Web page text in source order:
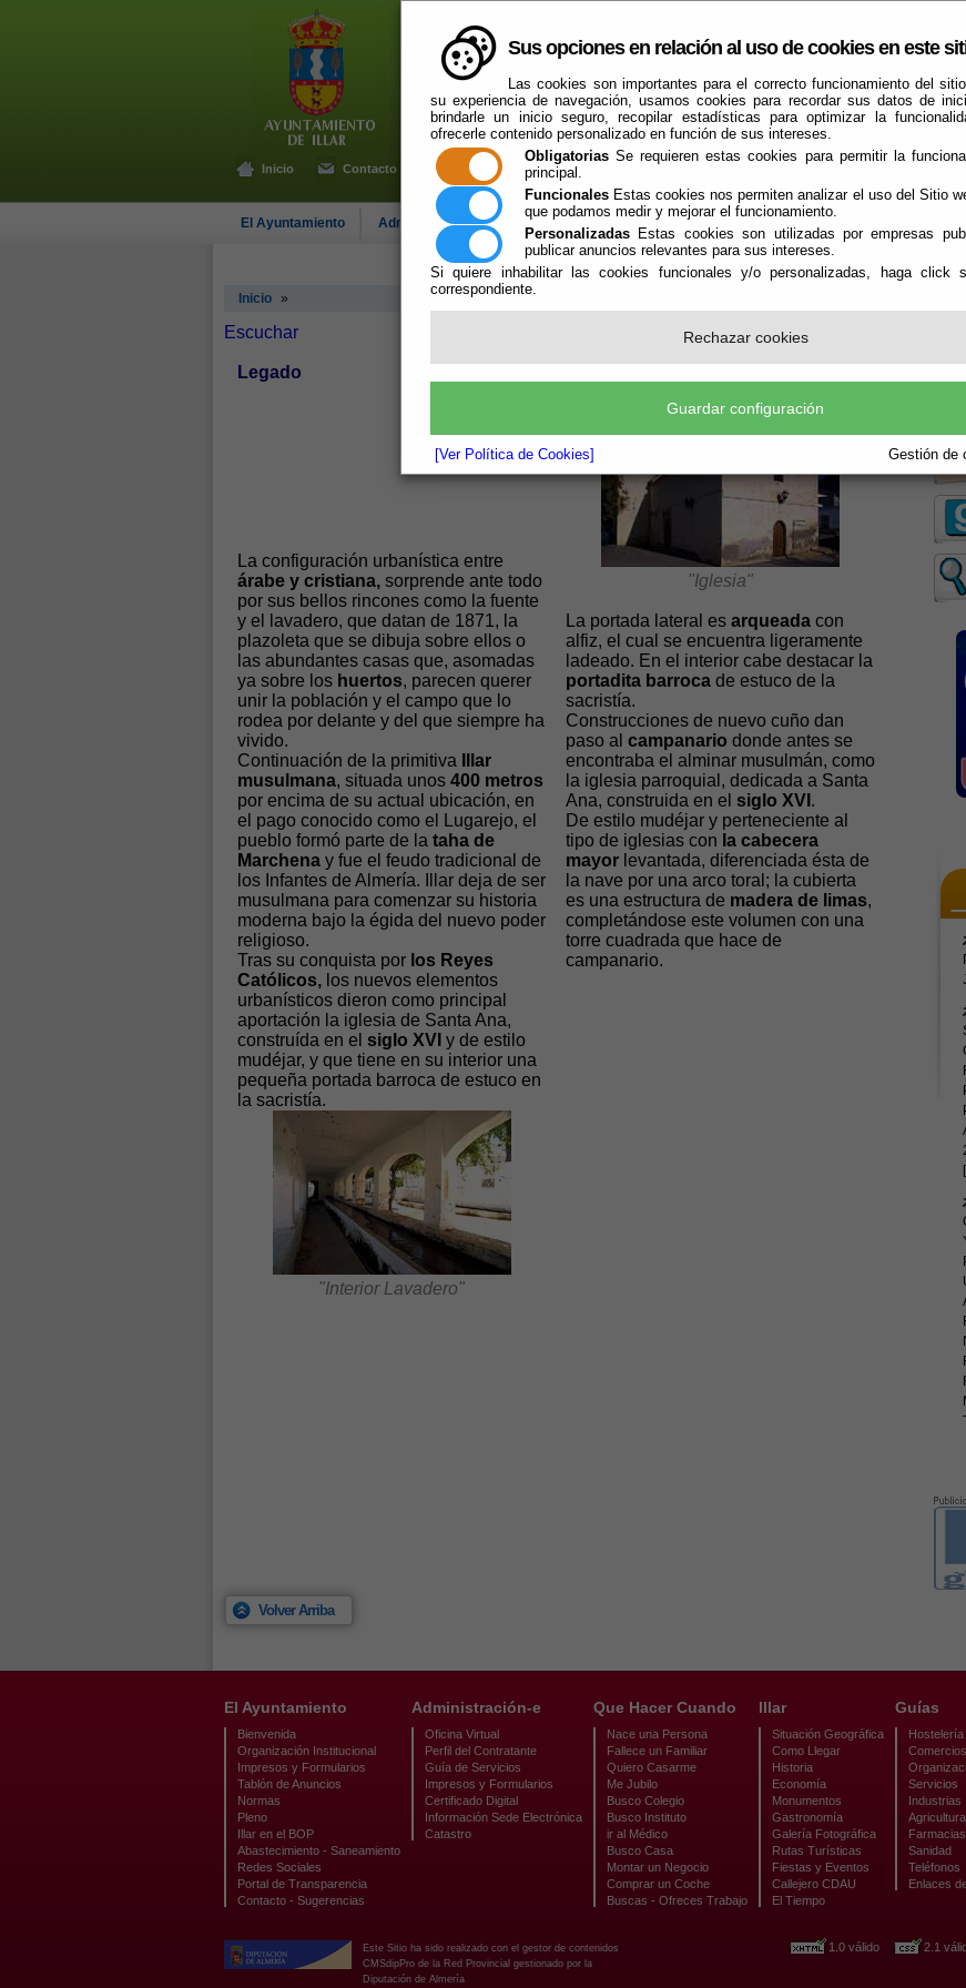
Sus opciones en relación al uso de cookies en este
Las cookies son importantes para el correcto funcionamiento del
su experiencia de navegación, usamos cookies para recordar sus datos de
brindarle un inicio seguro, recopilar estadísticas para optimizar la
ofrecerle contenido personalizado en función de sus intereses.
Obligatorias Se requieren estas cookies para permitir la
principal.
Funcionales Estas cookies nos permiten analizar el uso del Sitio
que podamos medir y mejorar el funcionamiento.
Personalizadas Estas cookies son utilizadas por empresas
publicar anuncios relevantes para sus intereses.
Si quiere inhabilitar las cookies funcionales y/o personalizadas, haga click
correspondiente.
Rechazar cookies
Guardar configuración
[Ver Política de Cookies] Gestión de
Inicio Contacto
El Ayuntamiento Administración-e Que Hacer Cuando Illar
Inicio »
Escuchar
Legado
La configuración urbanística entre
árabe y cristiana, sorprende ante todo
por sus bellos rincones como la fuente
y el lavadero, que datan de 1871, la
plazoleta que se dibuja sobre ellos o
las abundantes casas que, asomadas
ya sobre los huertos, parecen querer
unir la población y el campo que lo
rodea por delante y del que siempre ha
vivido.
Continuación de la primitiva
Illar
musulmana, situada unos 400 metros
por encima de su actual ubicación, en
el pago conocido como el Lugarejo, el
pueblo formó parte de la taha de
Marchena y fue el feudo tradicional de
los Infantes de Almería. Illar deja de ser
musulmana para comenzar su historia
moderna bajo la égida del nuevo poder
religioso.
Tras su conquista por los Reyes
Católicos, los nuevos elementos
urbanísticos dieron como principal
aportación la iglesia de Santa Ana,
construída en el siglo XVI y de estilo
mudéjar, y que tiene en su interior una
pequeña portada barroca de estuco en
la sacristía.
"Interior Lavadero"
"Iglesia"
La portada lateral es arqueada con
alfiz, el cual se encuentra ligeramente
ladeado. En el interior cabe destacar la
portadita barroca de estuco de la
sacristía.
Construcciones de nuevo cuño dan
paso al campanario donde antes se
encontraba el alminar musulmán, como
la iglesia parroquial, dedicada a Santa
Ana, construida en el siglo XVI .
De estilo mudéjar y perteneciente al
tipo de iglesias con la cabecera
mayor levantada, diferenciada ésta de
la nave por una arco toral; la cubierta
es una estructura de madera de limas,
completándose este volumen con una
torre cuadrada que hace de
campanario.
Volver Arriba
El Ayuntamiento
Bienvenida
Organización Institucional
Impresos y Formularios
Tablón de Anuncios
Normas
Pleno
Illar en el BOP
Abastecimiento - Saneamiento
Redes Sociales
Portal de Transparencia
Contacto - Sugerencias
Administración-e
Oficina Virtual
Perfil del Contratante
Guía de Servicios
Impresos y Formularios
Certificado Digital
Información Sede Electrónica
Catastro
Que Hacer Cuando
Nace una Persona
Fallece un Familiar
Quiero Casarme
Me Jubilo
Busco Colegio
Busco Instituto
ir al Médico
Busco Casa
Montar un Negocio
Comprar un Coche
Buscas - Ofreces Trabajo
Illar
Situación Geográfica
Como Llegar
Historia
Economía
Monumentos
Gastronomía
Galería Fotográfica
Rutas Turísticas
Fiestas y Eventos
Callejero CDAU
El Tiempo
Guías
Hostelería
Comercios
Servicios
Industrias
Agricultura
Sanidad
Teléfonos
Enlaces
1.0 válido 2.1
Este Sitio ha sido realizado con el gestor de contenidos
CMSdipPro de la Red Provincial gestionado por la
Diputación de Almería